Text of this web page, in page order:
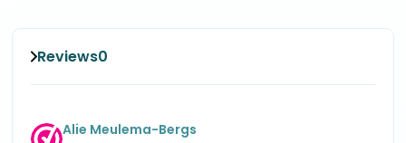
Reviews0
Alie Meulema-Bergs